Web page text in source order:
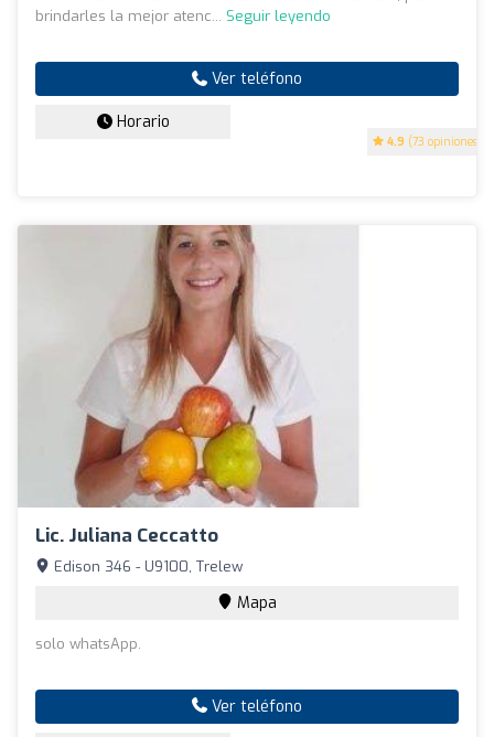
4.9 (73 opiniones)
brindarles la mejor atenc... Seguir leyendo
Ver teléfono
Horario
Lic. Juliana Ceccatto
Edison 346 - U9100, Trelew
Mapa
solo whatsApp.
Ver teléfono